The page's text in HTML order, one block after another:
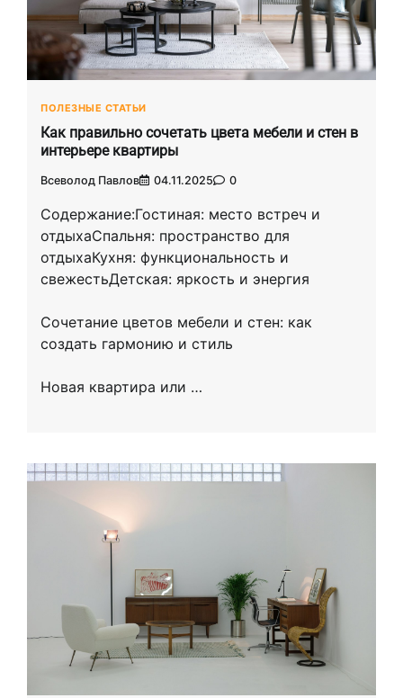
ПОЛЕЗНЫЕ СТАТЬИ
Как правильно сочетать цвета мебели и стен в
интерьере квартиры
Всеволод Павлов 04.11.2025 0
Содержание:Гостиная: место встреч и
отдыхаСпальня: пространство для
отдыхаКухня: функциональность и
свежестьДетская: яркость и энергия
Сочетание цветов мебели и стен: как
создать гармонию и стиль
Новая квартира или …